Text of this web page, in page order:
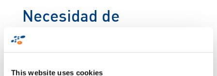
This website uses cookies
Necesidad de
uniformidad y
control de palets